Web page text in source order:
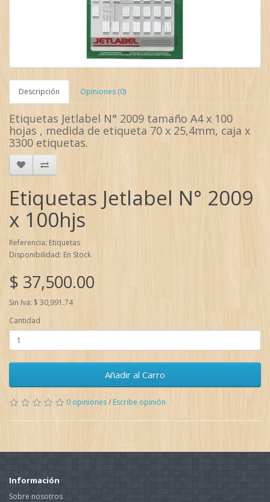
Descripción Opiniones (0)
Etiquetas Jetlabel N° 2009 tamaño A4 x 100
hojas , medida de etiqueta 70 x 25,4mm, caja x
3300 etiquetas.
Etiquetas Jetlabel N° 2009
x 100hjs
Referencia: Etiquetas
Disponibilidad: En Stock
$ 37,500.00
Sin Iva: $ 30,991.74
Cantidad
Añadir al Carro
0 opiniones/ Escribe opinión
Información
Sobre nosotros